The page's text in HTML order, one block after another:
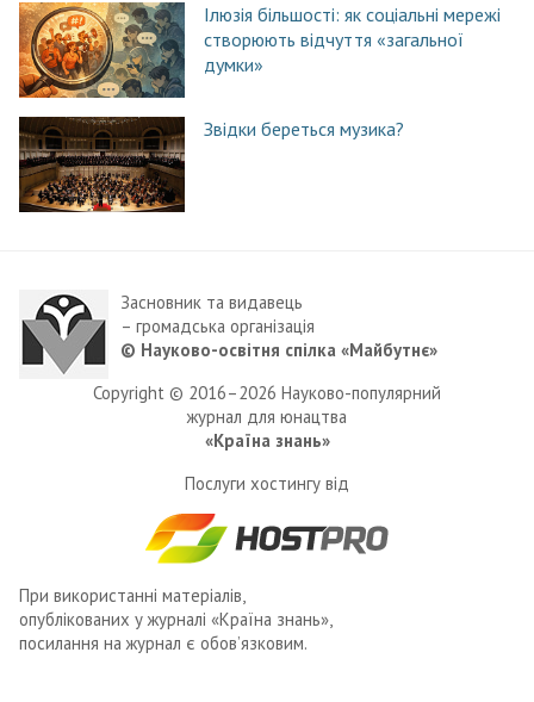
Ілюзія більшості: як соціальні мережі
створюють відчуття «загальної
думки»
Звідки береться музика?
Засновник та видавець
– громадська організація
© Науково-освітня спілка «Майбутнє»
Copyright © 2016–2026 Науково-популярний
журнал для юнацтва
«Країна знань»
Послуги хостингу від
При використанні матеріалів,
опублікованих у журналі «Країна знань»,
посилання на журнал є обов’язковим.